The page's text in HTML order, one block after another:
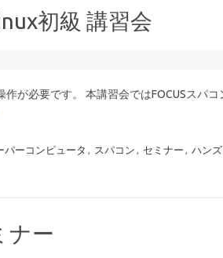
初級 講習会
が必要です。 本講習会ではFOCUSスパ
パーコンピュータ , スパコン , セミナー , ハン
ナー